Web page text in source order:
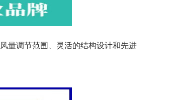
量调节范围、灵活的结构设计和先进